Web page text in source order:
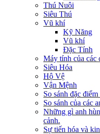
Thú Nuôi
Siêu Thú
Vũ khí
Kỹ Năng
Vũ khí
Đặc Tính
Máy tính của các
Siêu Hóa
Hộ Vệ
Vận Mệnh
So sánh đặc
So sánh của các
Những gì anh
cảnh.
Sự tiến hóa và